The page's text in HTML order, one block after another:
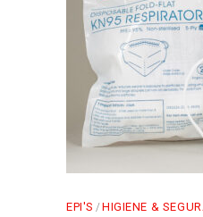
EPI'S HIGIENE &